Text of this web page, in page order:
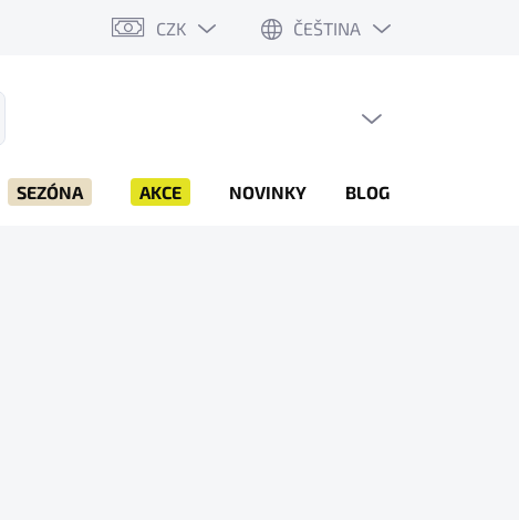
CZK ČEŠTINA
SEZÓNA AKCE NOVINKY BLOG